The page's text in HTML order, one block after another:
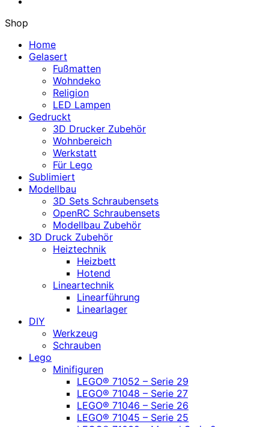
Shop
Home
Gelasert
Fußmatten
Wohndeko
Religion
LED Lampen
Gedruckt
3D Drucker Zubehör
Wohnbereich
Werkstatt
Für Lego
Sublimiert
Modellbau
3D Sets Schraubensets
OpenRC Schraubensets
Modellbau Zubehör
3D Druck Zubehör
Heiztechnik
Heizbett
Hotend
Lineartechnik
Linearführung
Linearlager
DIY
Werkzeug
Schrauben
Lego
Minifiguren
LEGO® 71052 – Serie 29
LEGO® 71048 – Serie 27
LEGO® 71046 – Serie 26
LEGO® 71045 – Serie 25